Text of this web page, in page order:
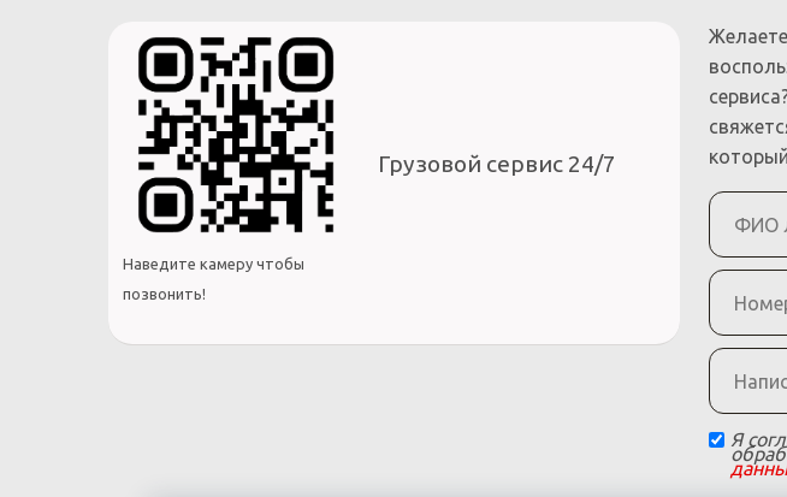
Наведите камеру чтобы
позвонить!
Грузовой сервис 24/7
Я